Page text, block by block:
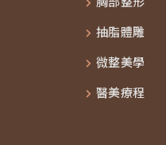
抽脂體雕
微整美學
醫美療程